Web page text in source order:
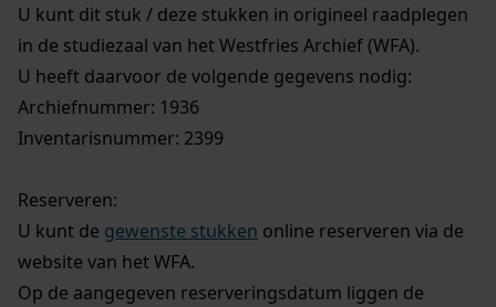
U kunt dit stuk / deze stukken in origineel raadplegen
in de studiezaal van het Westfries Archief (WFA).
U heeft daarvoor de volgende gegevens nodig:
Archiefnummer: 1936
Inventarisnummer: 2399
Reserveren:
U kunt de gewenste stukken online reserveren via de
website van het WFA.
Op de aangegeven reserveringsdatum liggen de